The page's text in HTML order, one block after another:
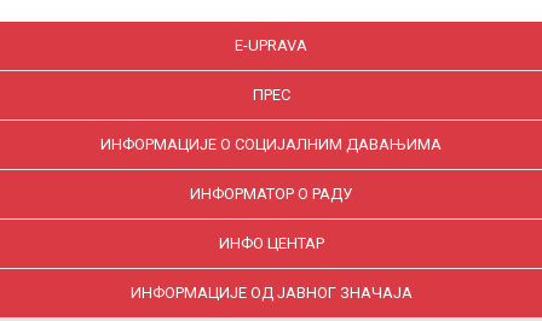
E-UPRAVA
ПРЕС
ИНФОРМАЦИЈЕ О СОЦИЈАЛНИМ ДАВАЊИМА
ИНФОРМАТОР О РАДУ
ИНФО ЦЕНТАР
ИНФОРМАЦИЈЕ ОД ЈАВНОГ ЗНАЧАЈА